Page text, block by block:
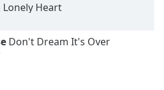
Heart
Don't Dream It's Over